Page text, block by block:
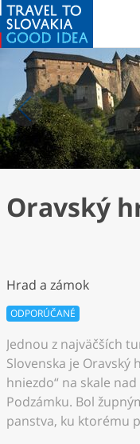
Oravský
Hrad a zámok
ODPORÚČANÉ
Jednou z najväčších
Slovenska je Oravský
hniezdo“ na skale
Podzámku. Bol
panstva, ku ktorému